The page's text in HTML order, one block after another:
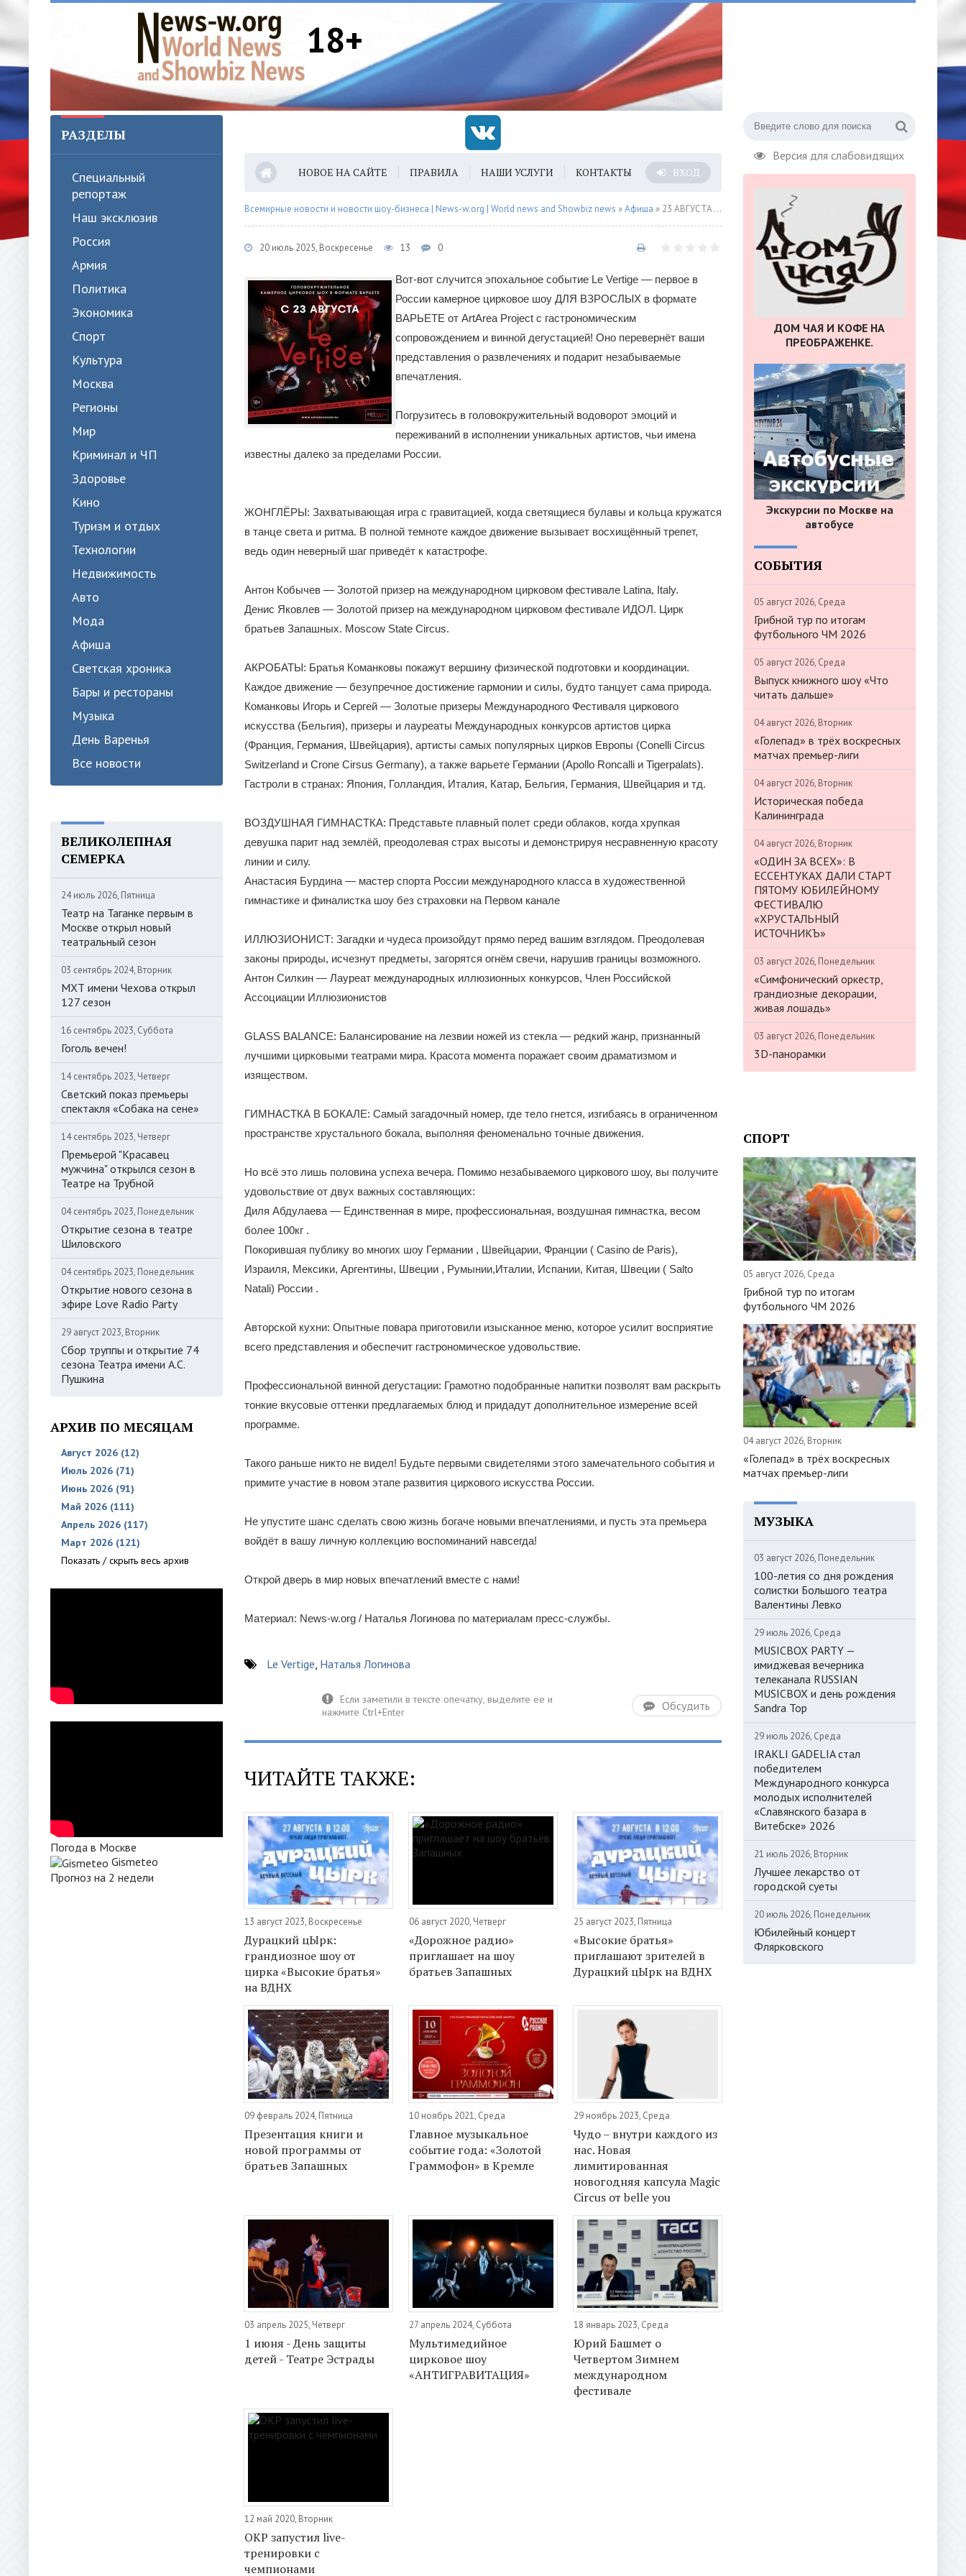
18+
Версия для слабовидящих
РАЗДЕЛЫ
Специальный
репортаж
Наш эксклюзив
Россия
Армия
Политика
Экономика
Спорт
Культура
Москва
Регионы
Мир
Криминал и ЧП
Здоровье
Кино
Туризм и отдых
Технологии
Недвижимость
Авто
Мода
Афиша
Светская хроника
Бары и рестораны
Музыка
День Варенья
Все новости
ВЕЛИКОЛЕПНАЯ
СЕМЕРКА
24 июль 2026, Пятница
Театр на Таганке первым в
Москве открыл новый
театральный сезон
03 сентябрь 2024, Вторник
МХТ имени Чехова открыл
127 сезон
16 сентябрь 2023, Суббота
Гоголь вечен!
14 сентябрь 2023, Четверг
Светский показ премьеры
спектакля «Собака на сене»
14 сентябрь 2023, Четверг
Премьерой "Красавец
мужчина" открылся сезон в
Театре на Трубной
04 сентябрь 2023, Понедельник
Открытие сезона в театре
Шиловского
04 сентябрь 2023, Понедельник
Открытие нового сезона в
эфире Love Radio Party
29 август 2023, Вторник
Сбор труппы и открытие 74
сезона Театра имени А.С.
Пушкина
АРХИВ ПО МЕСЯЦАМ
Август 2026 (12)
Июль 2026 (71)
Июнь 2026 (91)
Май 2026 (111)
Апрель 2026 (117)
Март 2026 (121)
Показать / скрыть весь архив
Погода в Москве
Gismeteo
Прогноз на 2 недели
НОВОЕ НА САЙТЕ ПРАВИЛА НАШИ УСЛУГИ КОНТАКТЫ ВХОД
Всемирные новости и новости шоу-бизнеса | News-w.org | World news and Showbiz news »Афиша » 23 АВГУСТА — состоится НОВАЯ ГЛАВА в развитии ЭКСПЕРИМЕНТАЛЬНОГО ЦИРКОВОГО ИСКУССТВА!
20 июль 2025, Воскресенье 13 0
Вот-вот случится эпохальное событие Le Vertige — первое в
России камерное цирковое шоу ДЛЯ ВЗРОСЛЫХ в формате
ВАРЬЕТЕ от ArtArea Project с гастрономическим
сопровождением и винной дегустацией! Оно перевернёт ваши
представления о развлечениях и подарит незабываемые
впечатления.
Погрузитесь в головокружительный водоворот эмоций и
переживаний в исполнении уникальных артистов, чьи имена
известны далеко за пределами России.
ЖОНГЛЁРЫ: Захватывающая игра с гравитацией, когда светящиеся булавы и кольца кружатся
в танце света и ритма. В полной темноте каждое движение вызывает восхищённый трепет,
ведь один неверный шаг приведёт к катастрофе.
Антон Кобычев — Золотой призер на международном цирковом фестивале Latina, Italy.
Денис Яковлев — Золотой призер на международном цирковом фестивале ИДОЛ. Цирк
братьев Запашных. Moscow State Circus.
АКРОБАТЫ: Братья Команковы покажут вершину физической подготовки и координации.
Каждое движение — безупречное достижение гармонии и силы, будто танцует сама природа.
Команковы Игорь и Сергей — Золотые призеры Международного Фестиваля циркового
искусства (Бельгия), призеры и лауреаты Международных конкурсов артистов цирка
(Франция, Германия, Швейцария), артисты самых популярных цирков Европы (Conelli Circus
Switzerland и Crone Cirsus Germany), а также варьете Германии (Apollo Roncalli и Tigerpalats).
Гастроли в странах: Япония, Голландия, Италия, Катар, Бельгия, Германия, Швейцария и тд.
ВОЗДУШНАЯ ГИМНАСТКА: Представьте плавный полет среди облаков, когда хрупкая
девушка парит над землёй, преодолевая страх высоты и демонстрируя несравненную красоту
линии и силу.
Анастасия Бурдина — мастер спорта России международного класса в художественной
гимнастике и финалистка шоу без страховки на Первом канале
ИЛЛЮЗИОНИСТ: Загадки и чудеса произойдут прямо перед вашим взглядом. Преодолевая
законы природы, исчезнут предметы, загорятся огнём свечи, нарушив границы возможного.
Антон Силкин — Лауреат международных иллюзионных конкурсов, Член Российской
Ассоциации Иллюзионистов
GLASS BALANCE: Балансирование на лезвии ножей из стекла — редкий жанр, признанный
лучшими цирковыми театрами мира. Красота момента поражает своим драматизмом и
изяществом.
ГИМНАСТКА В БОКАЛЕ: Самый загадочный номер, где тело гнется, изгибаясь в ограниченном
пространстве хрустального бокала, выполняя феноменально точные движения.
Но всё это лишь половина успеха вечера. Помимо незабываемого циркового шоу, вы получите
удовольствие от двух важных составляющих:
Диля Абдулаева — Единственная в мире, профессиональная, воздушная гимнастка, весом
более 100кг .
Покорившая публику во многих шоу Германии , Швейцарии, Франции ( Casino de Paris),
Израиля, Мексики, Аргентины, Швеции , Румынии,Италии, Испании, Китая, Швеции ( Salto
Natali) России .
Авторской кухни: Опытные повара приготовили изысканное меню, которое усилит восприятие
всего представления и обеспечит гастрономическое удовольствие.
Профессиональной винной дегустации: Грамотно подобранные напитки позволят вам раскрыть
тонкие вкусовые оттенки предлагаемых блюд и придадут дополнительное измерение всей
программе.
Такого раньше никто не видел! Будьте первыми свидетелями этого замечательного события и
примите участие в новом этапе развития циркового искусства России.
Не упустите шанс сделать свою жизнь богаче новыми впечатлениями, и пусть эта премьера
войдёт в вашу личную коллекцию воспоминаний навсегда!
Открой дверь в мир новых впечатлений вместе с нами!
Материал: News-w.org / Наталья Логинова по материалам пресс-службы.
Le Vertige, Наталья Логинова
Обсудить
ЧИТАЙТЕ ТАКЖЕ:
13 август 2023, Воскресенье
Дурацкий цЫрк:
грандиозное шоу от
цирка «Высокие братья»
на ВДНХ
06 август 2020, Четверг
«Дорожное радио»
приглашает на шоу
братьев Запашных
25 август 2023, Пятница
«Высокие братья»
приглашают зрителей в
Дурацкий цЫрк на ВДНХ
09 февраль 2024, Пятница
Презентация книги и
новой программы от
братьев Запашных
10 ноябрь 2021, Среда
Главное музыкальное
событие года: «Золотой
Граммофон» в Кремле
29 ноябрь 2023, Среда
Чудо – внутри каждого из
нас. Новая
лимитированная
новогодняя капсула Magic
Circus от belle you
03 апрель 2025, Четверг
1 июня - День защиты
детей - Театре Эстрады
27 апрель 2024, Суббота
Мультимедийное
цирковое шоу
«АНТИГРАВИТАЦИЯ»
18 январь 2023, Среда
Юрий Башмет о
Четвертом Зимнем
международном
фестивале
12 май 2020, Вторник
ОКР запустил live-
тренировки с
чемпионами
ДОМ ЧАЯ И КОФЕ НА
ПРЕОБРАЖЕНКЕ.
Экскурсии по Москве на
автобусе
СОБЫТИЯ
05 август 2026, Среда
Грибной тур по итогам
футбольного ЧМ 2026
05 август 2026, Среда
Выпуск книжного шоу «Что
читать дальше»
04 август 2026, Вторник
«Голепад» в трёх воскресных
матчах премьер-лиги
04 август 2026, Вторник
Историческая победа
Калининграда
04 август 2026, Вторник
«ОДИН ЗА ВСЕХ»: В
ЕССЕНТУКАХ ДАЛИ СТАРТ
ПЯТОМУ ЮБИЛЕЙНОМУ
ФЕСТИВАЛЮ
«ХРУСТАЛЬНЫЙ
ИСТОЧНИКЪ»
03 август 2026, Понедельник
«Симфонический оркестр,
грандиозные декорации,
живая лошадь»
03 август 2026, Понедельник
3D-панорамки
СПОРТ
05 август 2026, Среда
Грибной тур по итогам
футбольного ЧМ 2026
04 август 2026, Вторник
«Голепад» в трёх воскресных
матчах премьер-лиги
МУЗЫКА
03 август 2026, Понедельник
100-летия со дня рождения
солистки Большого театра
Валентины Левко
29 июль 2026, Среда
MUSICBOX PARTY —
имиджевая вечерника
телеканала RUSSIAN
MUSICBOX и день рождения
Sandra Top
29 июль 2026, Среда
IRAKLI GADELIA стал
победителем
Международного конкурса
молодых исполнителей
«Славянского базара в
Витебске» 2026
21 июль 2026, Вторник
Лучшее лекарство от
городской суеты
20 июль 2026, Понедельник
Юбилейный концерт
Флярковского